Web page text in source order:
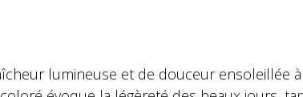
lumineuse et de douceur ensoleillée